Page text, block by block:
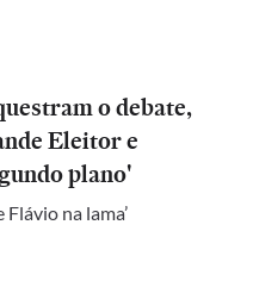
o debate,
Eleitor e
plano'
Flávio na lama’